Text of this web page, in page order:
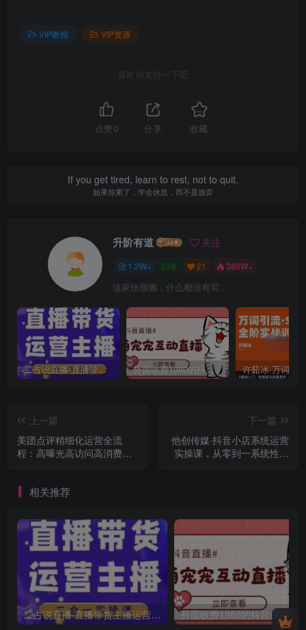
VIP教程 VIP资源
喜欢就支持一下吧
点赞 0 分享 收藏
If you get tired, learn to rest, not to quit.
如果你累了，学会休息，而不是放弃
升阶有道 关注
1.2W+ 0 21 380W+
这家伙很懒，什么都没有写...
二占说直播·直播带货主播运营课程，主播运营二合一实操课 外面收费1980的抖音萌宠宠直播项目，可虚拟人直播，抖音报白，实时互动直播【软件+详细教程】
上一篇
美团点评精细化运营全流
程：高曝光高访问高消费转
下一篇
他创传媒·抖音小店系统运营
实操课，从零到一系统性教
相关推荐
二占说直播·直播带货主播运营课程，主播运营二合一实操课